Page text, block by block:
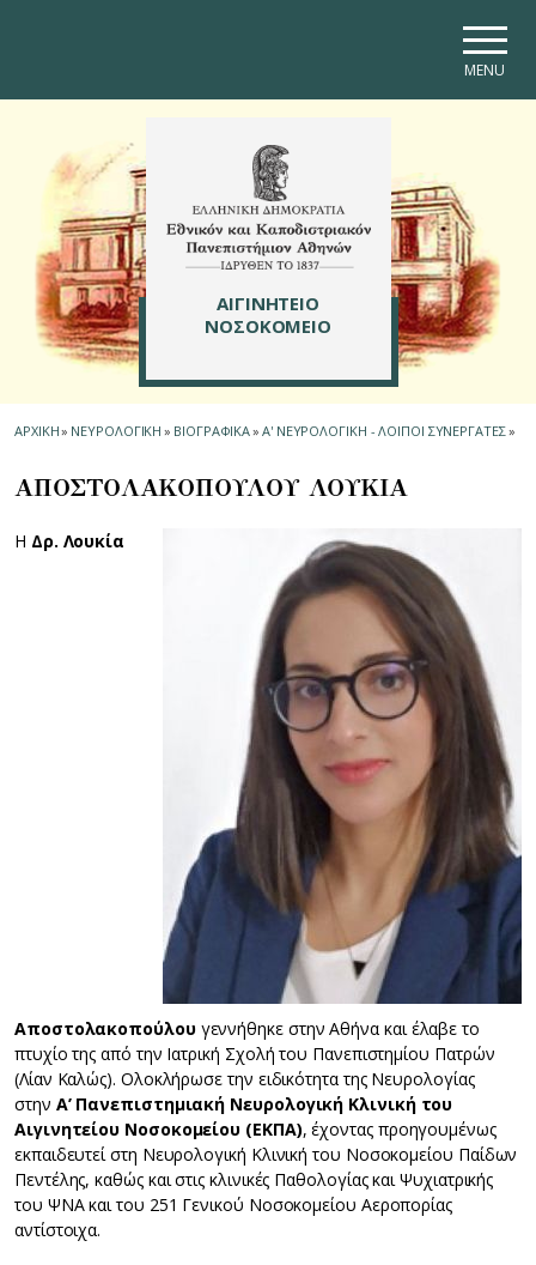
MENU
ΑΙΓΙΝΗΤΕΙΟ
ΝΟΣΟΚΟΜΕΙΟ
ΑΡΧΙΚΗ» ΝΕΥΡΟΛΟΓΙΚΗ » ΒΙΟΓΡΑΦΙΚΑ» Α' ΝΕΥΡΟΛΟΓΙΚΗ - ΛΟΙΠΟΙ ΣΥΝΕΡΓΑΤΕΣ»
ΑΠΟΣΤΟΛΑΚΟΠΟΥΛΟΥ ΛΟΥΚΙΑ
Η Δρ. Λουκία
Αποστολακοπούλουγεννήθηκε στην Αθήνα και έλαβε το
πτυχίο της από την Ιατρική Σχολή του Πανεπιστημίου Πατρών
(Λίαν Καλώς). Ολοκλήρωσε την ειδικότητα της Νευρολογίας
στην Α’ Πανεπιστημιακή Νευρολογική Κλινική του
Αιγινητείου Νοσοκομείου (ΕΚΠΑ), έχοντας προηγουμένως
εκπαιδευτεί στη Νευρολογική Κλινική του Νοσοκομείου Παίδων
Πεντέλης, καθώς και στις κλινικές Παθολογίας και Ψυχιατρικής
του ΨΝΑ και του 251 Γενικού Νοσοκομείου Αεροπορίας
αντίστοιχα.